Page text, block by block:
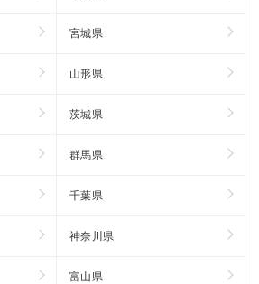
宮城県
山形県
茨城県
群馬県
千葉県
神奈川県
富山県